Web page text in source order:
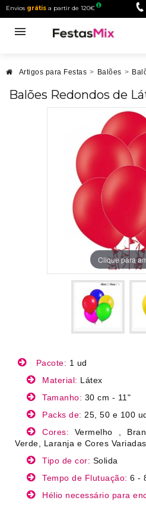
Envios grátis a partir de 120€
Artigos para Festas > Balões >
Balões Redondos de
Clique para
Pacote: 1 ud
Material: Látex
Tamanho: 30 cm - 11"
Packs de: 25, 50 e 100
Cores: Vermelho ,
Verde, Laranja e Cores Variadas.
Tipo de cor: Solida
Tempo de Flutuação: 6 -
Hélio necessário para